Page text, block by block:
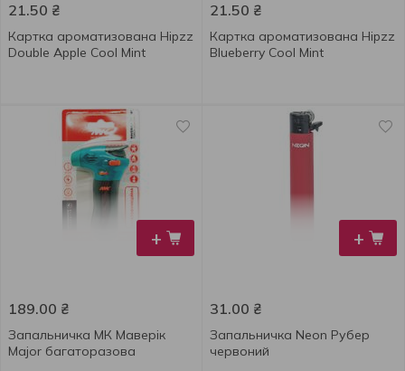
21.50 ₴
Картка ароматизована Hipzz
Double Apple Cool Mint
21.50 ₴
Картка ароматизована Hipzz
Blueberry Cool Mint
+
189.00 ₴
Запальничка МК Маверік
Major багаторазова
+
31.00 ₴
Запальничка Neon Рубер
червоний